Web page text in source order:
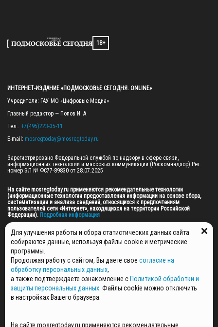
18+
ИНТЕРНЕТ-ИЗДАНИЕ «ПОДМОСКОВЬЕ СЕГОДНЯ. ONLINE»
Учредители: ГАУ МО «Цифровые Медиа»
Главный редактор — Попов И. А.
Тел.: +7(495)223-35-11
E-mail: mosregtoday@mosregtoday.ru
Зарегистрировано Федеральной службой по надзору в сфере связи,
информационных технологий и массовых коммуникаций (Роскомнадзор) Рег.
номер ЭЛ № ФС77-89830 от 28.07.2025
На сайте mosregtoday.ru применяются рекомендательные технологии
(информационные технологии предоставления информации на основе сбора,
систематизации и анализа сведений, относящихся к предпочтениям
пользователей сети «Интернет», находящихся на территории Российской
Федерации). Подробная информация
© 2026 ПРАВА НА ВСЕ МАТЕРИАЛЫ САЙТА ПРИНАДЛЕЖАТ ГАУ МО "ЦИФРОВЫЕ
МЕДИА" (ОГРН: 1255000059467).
ПОЛИТИКА ОБРАБОТКИ И ЗАЩИТЫ ПЕРСОНАЛЬНЫХ ДАННЫХ
НОВОСТИ
ГАЗЕТЫ
РЕКЛАМОДАТЕЛЯМ
Для улучшения работы и сбора статистических данных сайта
собираются данные, используя файлы cookie и метрические
программы.
Продолжая работу с сайтом, Вы даете свое согласие на
обработку персональных данных,
а также подтверждаете ознакомление с Политикой обработки и
защиты персональных данных . Файлы cookie можно отключить
в настройках Вашего браузера.
На сайте mosregtoday.ru применяются рекомендательные